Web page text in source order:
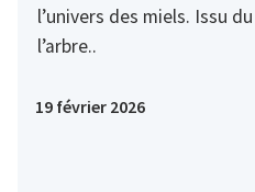
l’univers des miels. Issu
l’arbre..
19 février 2026